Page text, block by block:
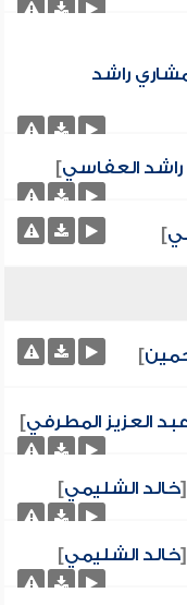
راشد
العفاسي]
]
]
عبد العزيز المطرفي]
[خالد الشليمي]
[خالد الشليمي]